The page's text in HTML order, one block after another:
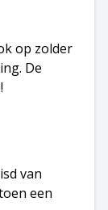
op zolder
De
van
een